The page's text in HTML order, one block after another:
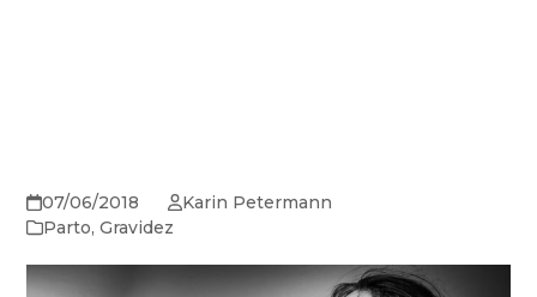
07/06/2018
Karin Petermann
Parto,Gravidez